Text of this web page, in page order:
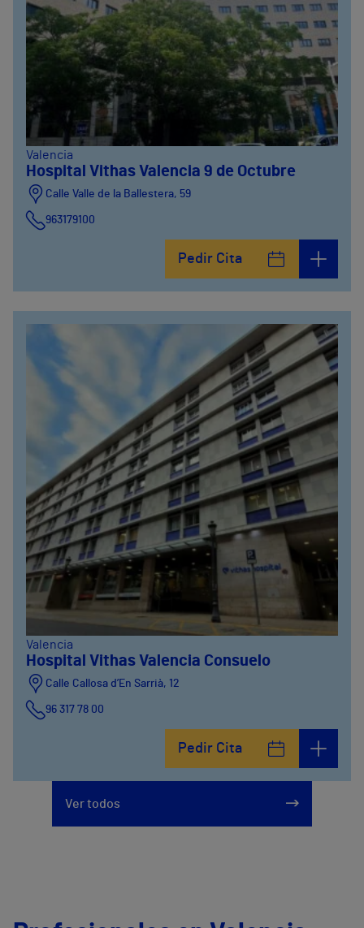
Valencia
Hospital Vithas Valencia 9 de Octubre
Calle Valle de la Ballestera, 59
963179100
Pedir Cita
Valencia
Hospital Vithas Valencia Consuelo
Calle Callosa d’En Sarrià, 12
96 317 78 00
Pedir Cita
Ver todos